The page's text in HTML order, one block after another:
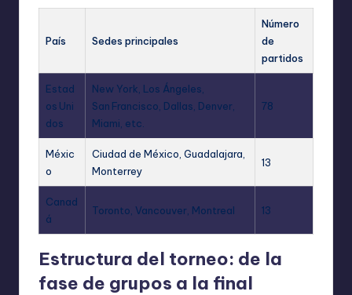
País Sedes principales
Número
de
partidos
Estad
os Uni
dos
New York, Los Ángeles,
San Francisco, Dallas, Denver,
Miami, etc.
78
Méxic
o
Ciudad de México, Guadalajara,
Monterrey
13
Canad
á
Toronto, Vancouver, Montreal 13
Estructura del torneo: de la
fase de grupos a la final